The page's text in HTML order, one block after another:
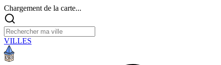
Chargement de la carte...
VILLES